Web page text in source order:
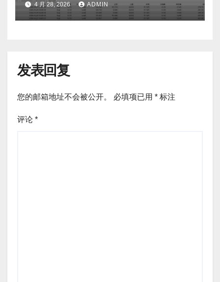
4 月 28, 2026 ADMIN
发表回复
您的邮箱地址不会被公开。 必填项已用 * 标注
评论 *